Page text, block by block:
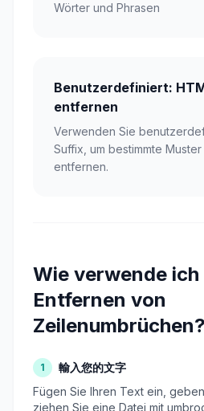
Wörter und Phrasen
Benutzerdefiniert:
entfernen
Verwenden Sie
Suffix, um bestimmte
entfernen.
Wie verwende ich
Entfernen von
Zeilenumbrüchen?
1
輸入您的文字
Fügen Sie Ihren Text ein,
ziehen Sie eine Datei mit